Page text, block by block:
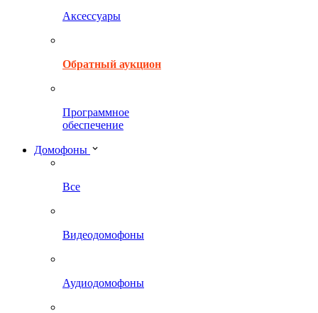
Аксессуары
Обратный аукцион
Программное
обеспечение
Домофоны
Все
Видеодомофоны
Аудиодомофоны